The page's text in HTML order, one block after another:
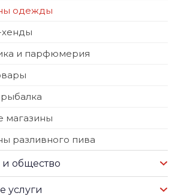
одежды
и парфюмерия
магазины
разливного пива
общество
услуги